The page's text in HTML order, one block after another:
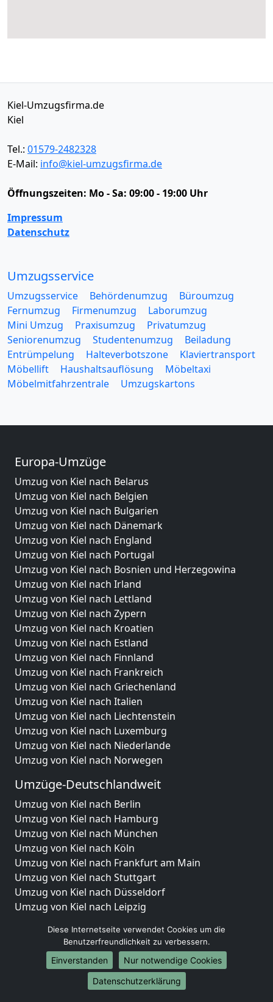
Kiel-Umzugsfirma.de
Kiel
Tel.: 01579-2482328
E-Mail: info@kiel-umzugsfirma.de
Öffnungszeiten: Mo - Sa: 09:00 - 19:00 Uhr
Impressum
Datenschutz
Umzugsservice
Umzugsservice Behördenumzug
Büroumzug
Fernumzug
Firmenumzug
Laborumzug
Mini Umzug
Praxisumzug
Privatumzug
Seniorenumzug
Studentenumzug
Beiladung
Entrümpelung
Halteverbotszone
Klaviertransport
Möbellift
Haushaltsauflösung
Möbeltaxi
Möbelmitfahrzentrale
Umzugskartons
Europa-Umzüge
Umzug von Kiel nach Belarus
Umzug von Kiel nach Belgien
Umzug von Kiel nach Bulgarien
Umzug von Kiel nach Dänemark
Umzug von Kiel nach England
Umzug von Kiel nach Portugal
Umzug von Kiel nach Bosnien und Herzegowina
Umzug von Kiel nach Irland
Umzug von Kiel nach Lettland
Umzug von Kiel nach Zypern
Umzug von Kiel nach Kroatien
Umzug von Kiel nach Estland
Umzug von Kiel nach Finnland
Umzug von Kiel nach Frankreich
Umzug von Kiel nach Griechenland
Umzug von Kiel nach Italien
Umzug von Kiel nach Liechtenstein
Umzug von Kiel nach Luxemburg
Umzug von Kiel nach Niederlande
Umzug von Kiel nach Norwegen
Umzüge-Deutschlandweit
Umzug von Kiel nach Berlin
Umzug von Kiel nach Hamburg
Umzug von Kiel nach München
Umzug von Kiel nach Köln
Umzug von Kiel nach Frankfurt am Main
Umzug von Kiel nach Stuttgart
Umzug von Kiel nach Düsseldorf
Umzug von Kiel nach Leipzig
Umzug von Kiel nach Essen
Umzug von Kiel nach Bremen
Umzug von Kiel nach Dresden
Umzug von Kiel nach Hannover
Diese Internetseite verwendet Cookies um die
Benutzerfreundlichkeit zu verbessern.
Einverstanden
Nur notwendige Cookies
Datenschutzerklärung